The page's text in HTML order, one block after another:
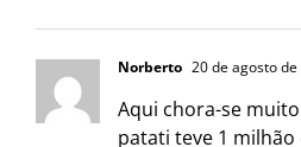
Norberto 20 de agosto
Aqui chora-se
patati teve 1